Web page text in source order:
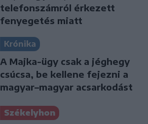
telefonszámról érkezett
fenyegetés miatt
Krónika
A Majka-ügy csak a jéghegy
csúcsa, be kellene fejezni a
magyar–magyar acsarkodást
Székelyhon